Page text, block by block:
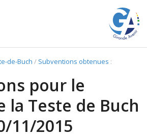
de-Buch / Subventions obtenues :
pour le
la Teste de Buch
11/2015